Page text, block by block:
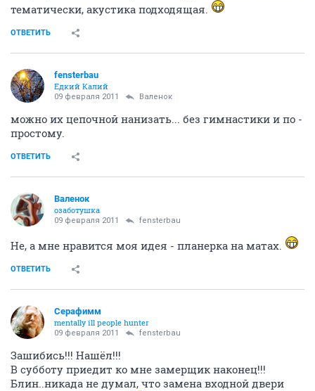
тематически, акустика подходящая.
ОТВЕТИТЬ
fensterbau
Едкий Калий
09 февраля 2011 Валенок
можно их цепочной нанизать... без гимнастики и по -
простому.
ОТВЕТИТЬ
Валенок
озаботушка
09 февраля 2011 fensterbau
Не, а мне нравится моя идея - планерка на матах.
ОТВЕТИТЬ
Серафимм
mentally ill people hunter
09 февраля 2011 fensterbau
Зашибись!!! Нашёл!!!
В субботу приедит ко мне замерщик наконец!!!
Блин..никада не думал, что замена входной двери